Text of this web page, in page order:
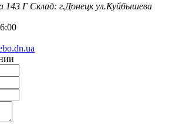
143 Г Склад: г.Донецк ул.Куйбышева